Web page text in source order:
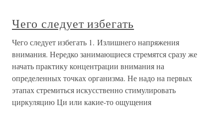
Чего следует избегать
Чего следует избегать 1. Излишнего напряжения
внимания. Нередко занимающиеся стремятся сразу же
начать практику концентрации внимания на
определенных точках организма. Не надо на первых
этапах стремиться искусственно стимулировать
циркуляцию Ци или какие-то ощущения